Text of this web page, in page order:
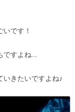
です！
ですよね…
いきたいですよね♪